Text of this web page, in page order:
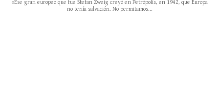
«Ese gran europeo que fue Stefan Zweig creyó en Petrópolis, en 1942, que Europa
no tenía salvación. No permitamos...